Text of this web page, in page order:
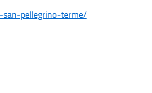
pellegrino-terme/